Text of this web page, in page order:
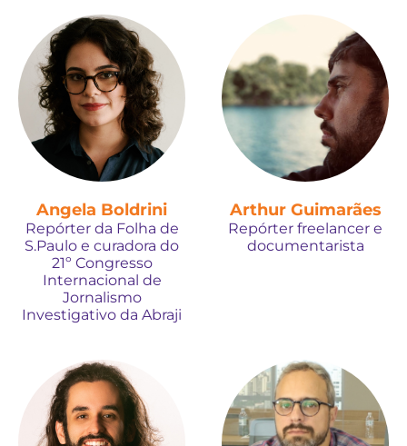
Angela Boldrini
Repórter da Folha de
S.Paulo e curadora do
21º Congresso
Internacional de
Jornalismo
Investigativo da Abraji
Arthur Guimarães
Repórter freelancer e
documentarista